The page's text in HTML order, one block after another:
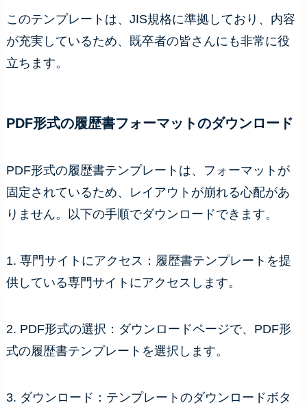
このテンプレートは、JIS規格に準拠しており、内容
が充実しているため、既卒者の皆さんにも非常に役
立ちます。
PDF形式の履歴書フォーマットのダウンロード
PDF形式の履歴書テンプレートは、フォーマットが
固定されているため、レイアウトが崩れる心配があ
りません。以下の手順でダウンロードできます。
1. 専門サイトにアクセス：履歴書テンプレートを提
供している専門サイトにアクセスします。
2. PDF形式の選択：ダウンロードページで、PDF形
式の履歴書テンプレートを選択します。
3. ダウンロード：テンプレートのダウンロードボタ